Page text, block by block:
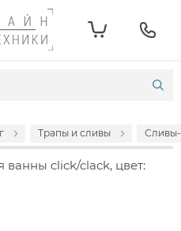
Трапы и сливы
ванны click/clack, цвет: